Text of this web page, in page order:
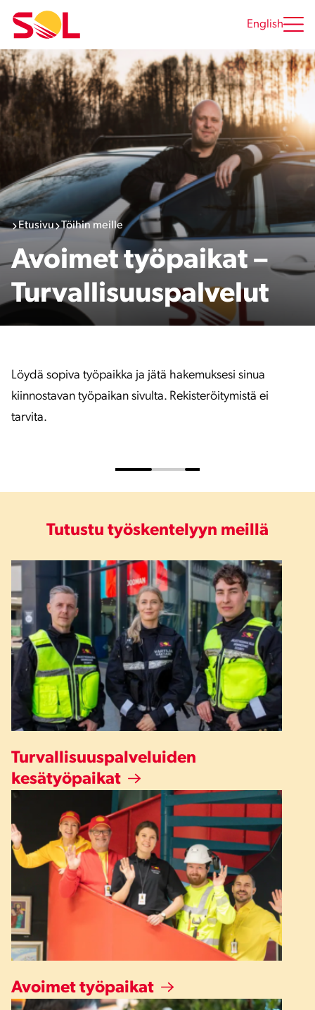
sisältöön
English
Etusivu Töihin meille
Avoimet työpaikat –
Turvallisuuspalvelut
Löydä sopiva työpaikka ja jätä hakemuksesi sinua
kiinnostavan työpaikan sivulta. Rekisteröitymistä ei
tarvita.
Tutustu työskentelyyn meillä
Turvallisuuspalveluiden
kesätyöpaikat
Avoimet työpaikat